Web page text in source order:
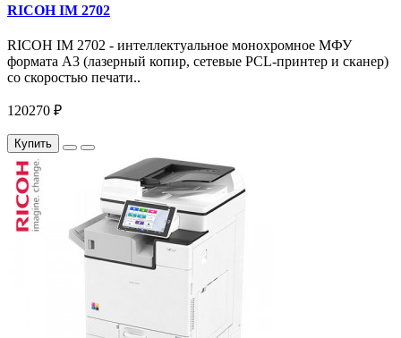
RICOH IM 2702
RICOH IM 2702 - интеллектуальное монохромное МФУ
формата А3 (лазерный копир, сетевые PCL-принтер и сканер)
со скоростью печати..
120270 ₽
Купить